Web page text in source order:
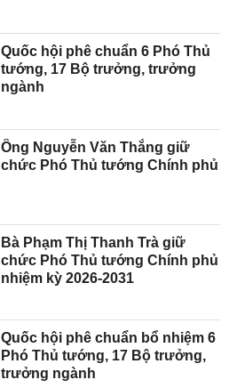
Quốc hội phê chuẩn 6 Phó Thủ
tướng, 17 Bộ trưởng, trưởng
ngành
Ông Nguyễn Văn Thắng giữ
chức Phó Thủ tướng Chính phủ
Bà Phạm Thị Thanh Trà giữ
chức Phó Thủ tướng Chính phủ
nhiệm kỳ 2026-2031
Quốc hội phê chuẩn bổ nhiệm 6
Phó Thủ tướng, 17 Bộ trưởng,
trưởng ngành